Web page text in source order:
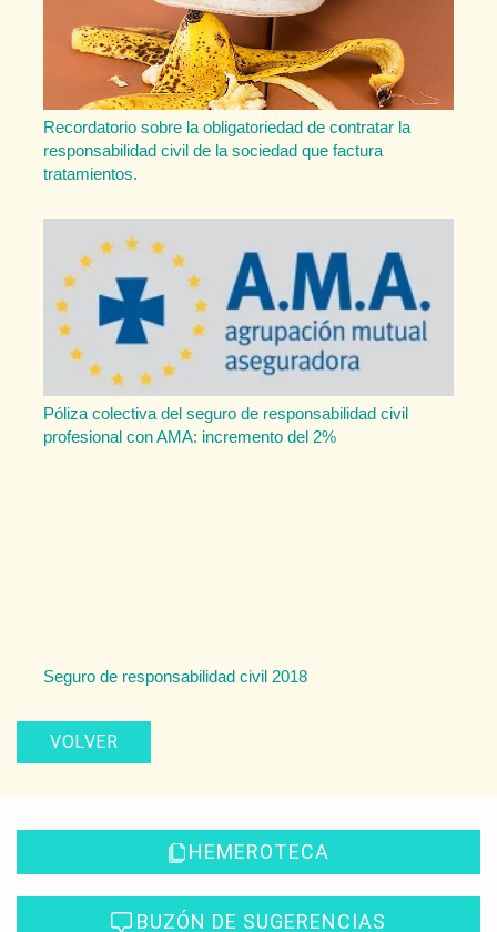
Recordatorio sobre la obligatoriedad de contratar la
responsabilidad civil de la sociedad que factura
tratamientos.
Póliza colectiva del seguro de responsabilidad civil
profesional con AMA: incremento del 2%
Seguro de responsabilidad civil 2018
VOLVER
HEMEROTECA
BUZÓN DE SUGERENCIAS